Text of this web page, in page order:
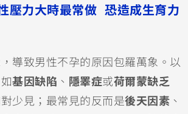
壓力大時最常做 恐造成生育力
導致男性不孕的原因包羅萬象。以
基因缺陷 、 隱睪症或荷爾蒙缺乏
少見；最常見的反而是後天因素 、